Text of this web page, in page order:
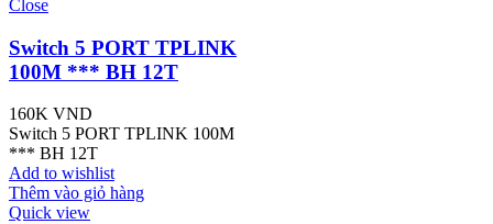
Close
Switch 5 PORT TPLINK
100M *** BH 12T
160K VND
Switch 5 PORT TPLINK 100M
*** BH 12T
Add to wishlist
Thêm vào giỏ hàng
Quick view